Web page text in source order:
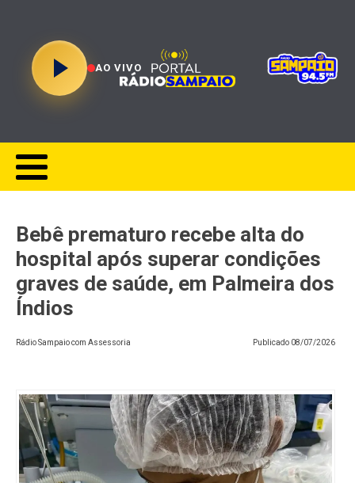
AO VIVO
Bebê prematuro recebe alta do
hospital após superar condições
graves de saúde, em Palmeira dos
Índios
Rádio Sampaio com Assessoria Publicado 08/07/2026